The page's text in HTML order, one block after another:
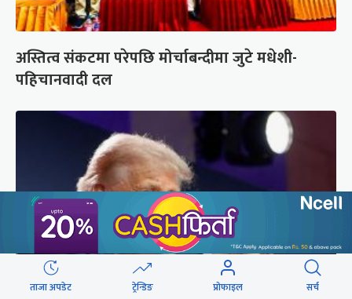
अस्तित्व संकटमा परेपछि मोर्चाबन्दीमा जुटे मधेशी-
पहिचानवादी दल
ताजा अपडेट ट्रेन्डिङ प्रोफाइल सर्च